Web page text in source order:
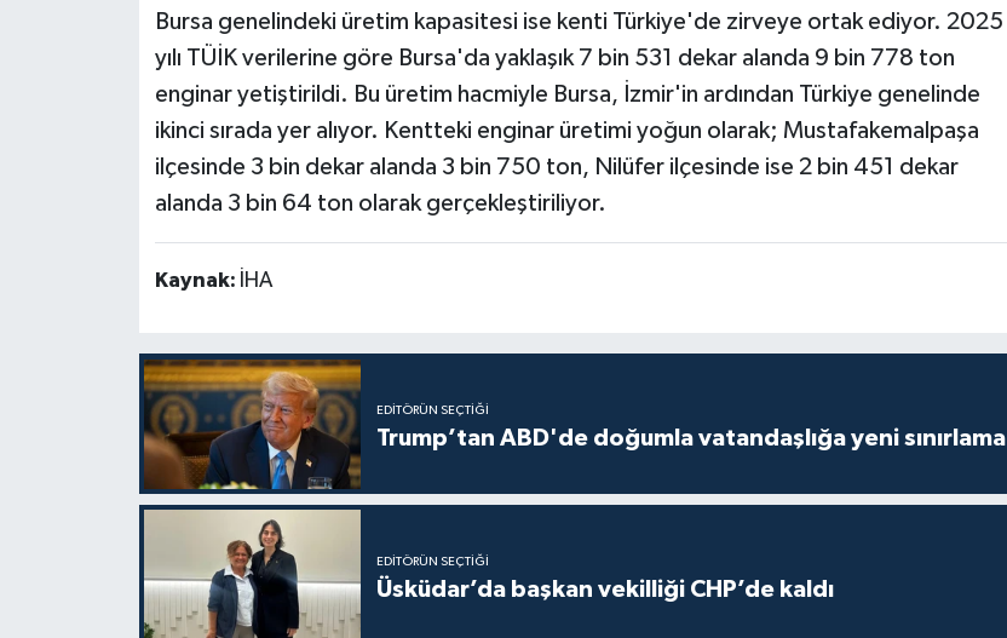
Bursa genelindeki üretim kapasitesi ise kenti Türkiye'de zirveye ortak ediyor. 2025
yılı TÜİK verilerine göre Bursa'da yaklaşık 7 bin 531 dekar alanda 9 bin 778 ton
enginar yetiştirildi. Bu üretim hacmiyle Bursa, İzmir'in ardından Türkiye genelinde
ikinci sırada yer alıyor. Kentteki enginar üretimi yoğun olarak; Mustafakemalpaşa
ilçesinde 3 bin dekar alanda 3 bin 750 ton, Nilüfer ilçesinde ise 2 bin 451 dekar
alanda 3 bin 64 ton olarak gerçekleştiriliyor.
Kaynak: İHA
EDITÖRÜN SEÇTIĞI
Trump’tan ABD'de doğumla vatandaşlığa yeni sınırlama
EDITÖRÜN SEÇTIĞI
Üsküdar’da başkan vekilliği CHP’de kaldı